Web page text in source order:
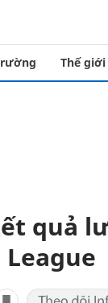
Thế giới
quả